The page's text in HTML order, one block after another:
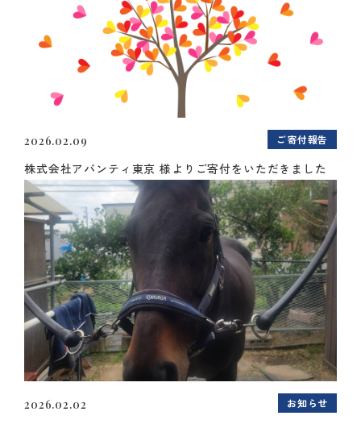
2026.02.09 ご寄付報告
株式会社アバンティ東京 様よりご寄付をいただきました
2026.02.02 お知らせ